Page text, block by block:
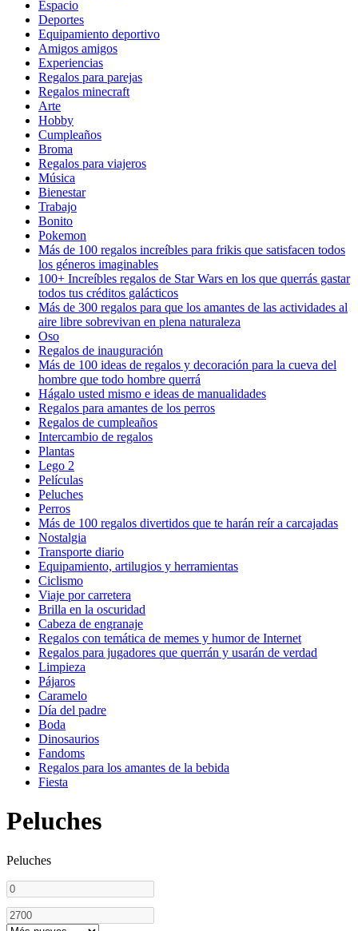
Espacio
Deportes
Equipamiento deportivo
Amigos amigos
Experiencias
Regalos para parejas
Regalos minecraft
Arte
Hobby
Cumpleaños
Broma
Regalos para viajeros
Música
Bienestar
Trabajo
Bonito
Pokemon
Más de 100 regalos increíbles para frikis que satisfacen todos
los géneros imaginables
100+ Increíbles regalos de Star Wars en los que querrás gastar
todos tus créditos galácticos
Más de 300 regalos para que los amantes de las actividades al
aire libre sobrevivan en plena naturaleza
Oso
Regalos de inauguración
Más de 100 ideas de regalos y decoración para la cueva del
hombre que todo hombre querrá
Hágalo usted mismo e ideas de manualidades
Regalos para amantes de los perros
Regalos de cumpleaños
Intercambio de regalos
Plantas
Lego 2
Películas
Peluches
Perros
Más de 100 regalos divertidos que te harán reír a carcajadas
Nostalgia
Transporte diario
Equipamiento, artilugios y herramientas
Ciclismo
Viaje por carretera
Brilla en la oscuridad
Cabeza de engranaje
Regalos con temática de memes y humor de Internet
Regalos para jugadores que querrán y usarán de verdad
Limpieza
Pájaros
Caramelo
Día del padre
Boda
Dinosaurios
Fandoms
Regalos para los amantes de la bebida
Fiesta
Peluches
Peluches